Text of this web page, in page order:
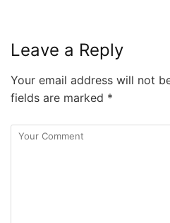
Leave a Reply
Your email address will not
fields are marked *